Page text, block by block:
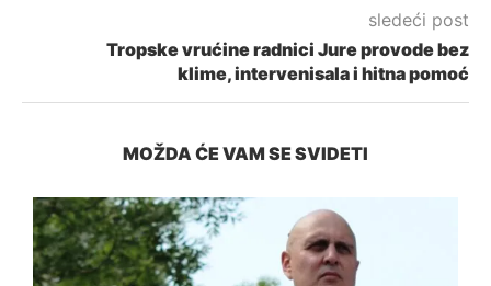
sledeći post
Tropske vrućine radnici Jure provode bez
klime, intervenisala i hitna pomoć
MOŽDA ĆE VAM SE SVIDETI